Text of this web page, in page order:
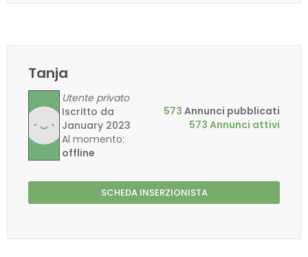
Tanja
Utente privato
Iscritto da
January 2023
Al momento:
offline
573 Annunci pubblicati
573 Annunci attivi
SCHEDA INSERZIONISTA